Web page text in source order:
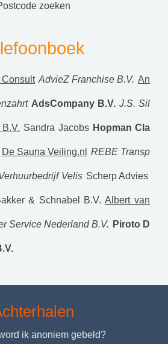
postcode zoeken
Consult AdvieZ Franchise B.V. An
AdsCompany B.V. J.S. Sil
Sandra Jacobs Hopman Cla
De Sauna Veiling.nl REBE Transp
Velis Scherp Advies
& Schnabel B.V. Albert van
Service Nederland B.V. Piroto D
word ik anoniem gebeld?